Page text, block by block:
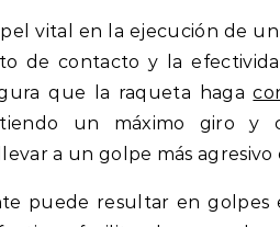
vital en la ejecución de
de contacto y la
que la raqueta haga
un máximo giro y
a un golpe más agresivo
puede resultar en golpes